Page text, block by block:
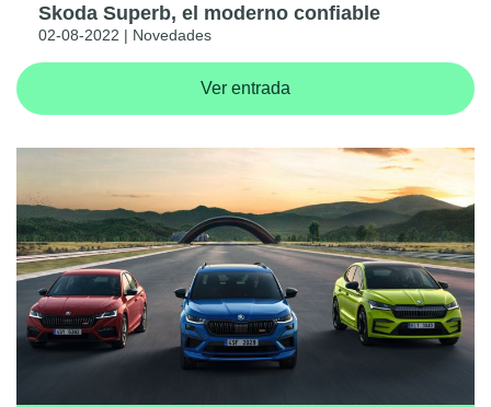
Skoda Superb, el moderno confiable
02-08-2022 | Novedades
Ver entrada